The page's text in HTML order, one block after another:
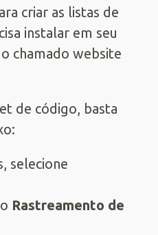
criar as listas de
instalar em seu
chamado website
de código, basta
selecione
Rastreamento de